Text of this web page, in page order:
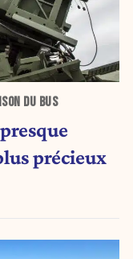
DU BUS
précieux